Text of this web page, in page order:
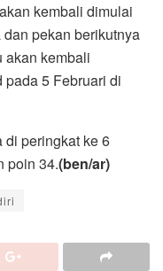
kembali dimulai
pekan berikutnya
akan kembali
5 Februari di
di peringkat ke 6
poin 34.(ben/ar)